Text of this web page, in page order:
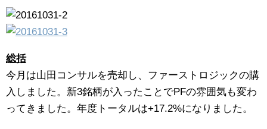
総括
今月は山田コンサルを売却し、ファーストロジックの購
入しました。新3銘柄が入ったことでPFの雰囲気も変わ
ってきました。年度トータルは+17.2%になりました。